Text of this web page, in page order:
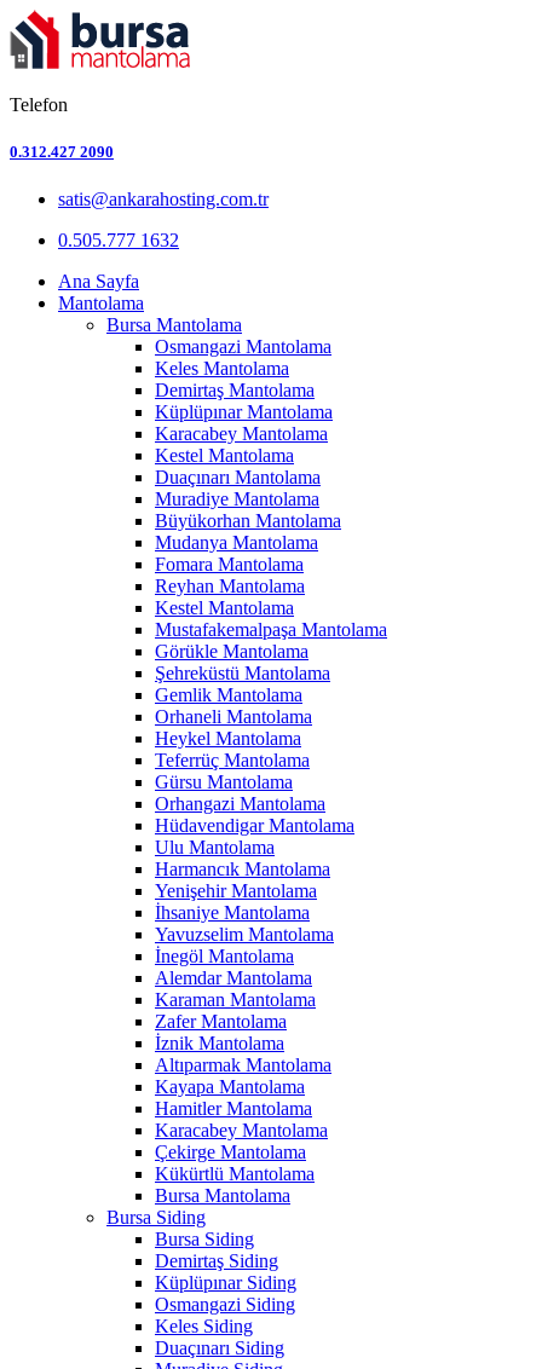
Telefon
0.312.427 2090
satis@ankarahosting.com.tr
0.505.777 1632
Ana Sayfa
Mantolama
Bursa Mantolama
Osmangazi Mantolama
Keles Mantolama
Demirtaş Mantolama
Küplüpınar Mantolama
Karacabey Mantolama
Kestel Mantolama
Duaçınarı Mantolama
Muradiye Mantolama
Büyükorhan Mantolama
Mudanya Mantolama
Fomara Mantolama
Reyhan Mantolama
Kestel Mantolama
Mustafakemalpaşa Mantolama
Görükle Mantolama
Şehreküstü Mantolama
Gemlik Mantolama
Orhaneli Mantolama
Heykel Mantolama
Teferrüç Mantolama
Gürsu Mantolama
Orhangazi Mantolama
Hüdavendigar Mantolama
Ulu Mantolama
Harmancık Mantolama
Yenişehir Mantolama
İhsaniye Mantolama
Yavuzselim Mantolama
İnegöl Mantolama
Alemdar Mantolama
Karaman Mantolama
Zafer Mantolama
İznik Mantolama
Altıparmak Mantolama
Kayapa Mantolama
Hamitler Mantolama
Karacabey Mantolama
Çekirge Mantolama
Kükürtlü Mantolama
Bursa Mantolama
Bursa Siding
Bursa Siding
Demirtaş Siding
Küplüpınar Siding
Osmangazi Siding
Keles Siding
Duaçınarı Siding